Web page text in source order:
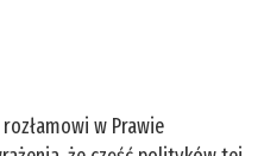
w Prawie